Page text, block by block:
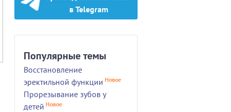
в Telegram
Популярные темы
Восстановление
эректильной функции Новое
Прорезывание зубов у
детей Новое